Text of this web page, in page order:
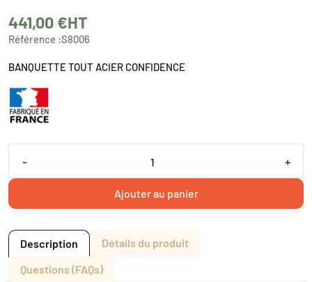
441,00 €HT
Référence :S8006
BANQUETTE TOUT ACIER CONFIDENCE
- +
Ajouter au panier
Description
Détails du produit
Questions (FAQs)